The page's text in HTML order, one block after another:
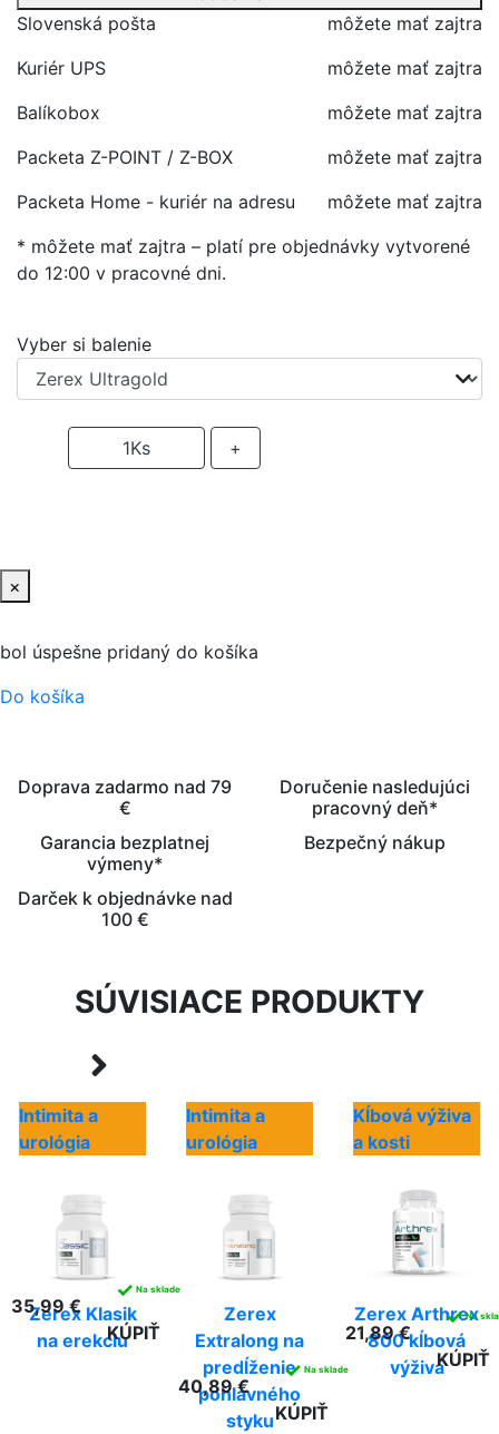
Slovenská pošta
môžete mať zajtra
Kuriér UPS
môžete mať zajtra
Balíkobox
môžete mať zajtra
Packeta Z-POINT / Z-BOX
môžete mať zajtra
Packeta Home - kuriér na adresu
môžete mať zajtra
* môžete mať zajtra – platí pre objednávky vytvorené
do 12:00 v pracovné dni.
Vyber si balenie
1Ks +
×
bol úspešne pridaný do košíka
Do košíka
Doprava zadarmo nad 79
€
Doručenie nasledujúci
pracovný deň*
Garancia bezplatnej
výmeny*
Bezpečný nákup
Darček k objednávke nad
100 €
SÚVISIACE PRODUKTY
Intimita a
urológia
Zerex Klasik
na erekciu
35,99 €
✓ Na sklade
KÚPIŤ
Intimita a
urológia
Zerex
Extralong na
predĺženie
pohlavného
styku
40,89 €
✓ Na sklade
KÚPIŤ
Kĺbová výživa
a kosti
Zerex Arthrex
800 kĺbová
výživa
21,89 €
✓ Na
KÚPIŤ